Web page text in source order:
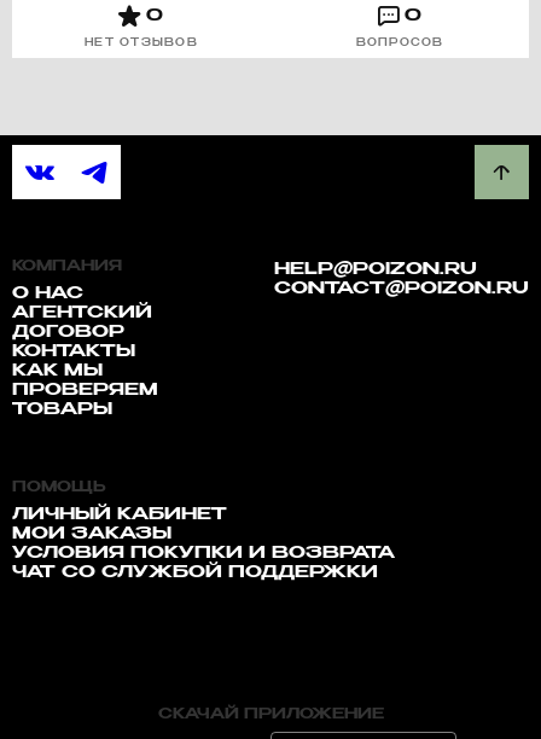
0
НЕТ ОТЗЫВОВ
0
ВОПРОСОВ
КОМПАНИЯ
О НАС
АГЕНТСКИЙ
ДОГОВОР
КОНТАКТЫ
КАК МЫ
ПРОВЕРЯЕМ
ТОВАРЫ
HELP@POIZON.RU
CONTACT@POIZON.RU
ПОМОЩЬ
ЛИЧНЫЙ КАБИНЕТ
МОИ ЗАКАЗЫ
УСЛОВИЯ ПОКУПКИ И ВОЗВРАТА
ЧАТ СО СЛУЖБОЙ ПОДДЕРЖКИ
СКАЧАЙ ПРИЛОЖЕНИЕ